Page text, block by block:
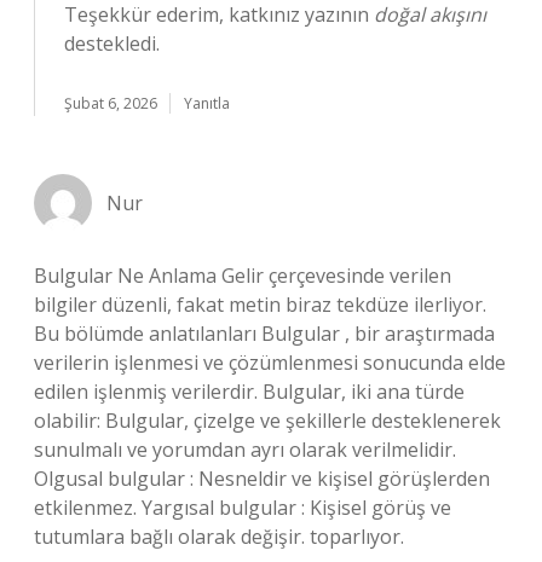
Teşekkür ederim, katkınız yazının doğal akışını
destekledi.
Şubat 6, 2026 Yanıtla
Nur
Bulgular Ne Anlama Gelir çerçevesinde verilen
bilgiler düzenli, fakat metin biraz tekdüze ilerliyor.
Bu bölümde anlatılanları Bulgular , bir araştırmada
verilerin işlenmesi ve çözümlenmesi sonucunda elde
edilen işlenmiş verilerdir. Bulgular, iki ana türde
olabilir: Bulgular, çizelge ve şekillerle desteklenerek
sunulmalı ve yorumdan ayrı olarak verilmelidir.
Olgusal bulgular : Nesneldir ve kişisel görüşlerden
etkilenmez. Yargısal bulgular : Kişisel görüş ve
tutumlara bağlı olarak değişir. toparlıyor.